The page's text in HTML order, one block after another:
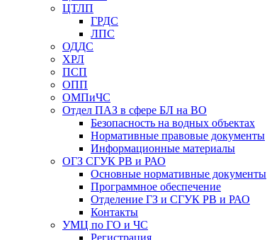
ЦТЛП
ГРДС
ЛПС
ОДДС
ХРЛ
ПСП
ОПП
ОМПиЧС
Отдел ПАЗ в сфере БЛ на ВО
Безопасность на водных объектах
Нормативные правовые документы
Информационные материалы
ОГЗ СГУК РВ и РАО
Основные нормативные документы
Программное обеспечение
Отделение ГЗ и СГУК РВ и РАО
Контакты
УМЦ по ГО и ЧС
Регистрация